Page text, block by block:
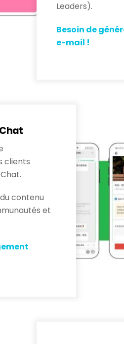
Leaders).
Besoin de
e-mail !
clients
contenu
et